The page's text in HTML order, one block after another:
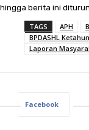
hingga berita ini
TAGS APH
BPDASHL Ketahun
Laporan
Facebook